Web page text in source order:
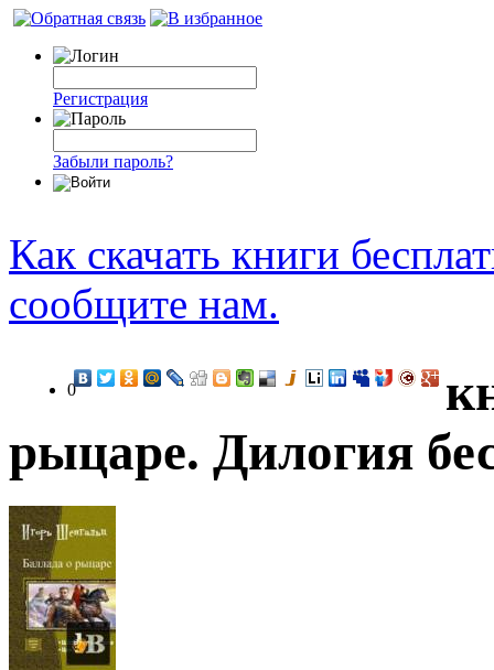
Регистрация
Забыли пароль?
Как скачать книги
сообщите нам.
0
рыцаре. Дилогия